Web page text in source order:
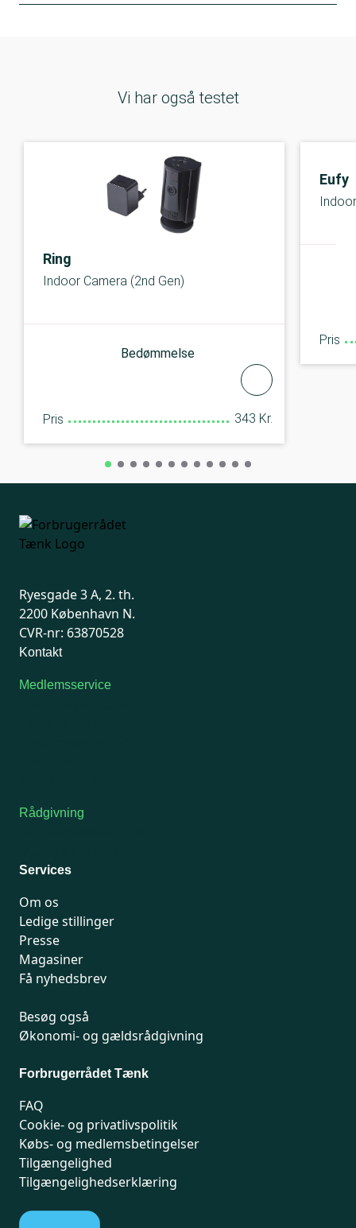
Vi har også testet
Ring
Indoor Camera (2nd Gen)
Bedømmelse
Pris 343 Kr.
Eufy
Pris
Ryesgade 3 A, 2. th.
2200 København N.
CVR-nr: 63870528
Kontakt
Medlemsservice
Rådgivning
Services
Om os
Ledige stillinger
Presse
Magasiner
Få nyhedsbrev
Besøg også
Økonomi- og gældsrådgivning
Forbrugerrådet Tænk
FAQ
Cookie- og privatlivspolitik
Købs- og medlemsbetingelser
Tilgængelighed
Tilgængelighedserklæring